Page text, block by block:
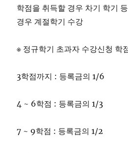
학점을 취득할 경우 차기 학기
경우 계절학기 수강
※ 정규학기 초과자 수강신청 학
3학점까지 : 등록금의 1/6
4 ~ 6학점 : 등록금의 1/3
7 ~ 9학점 : 등록금의 1/2